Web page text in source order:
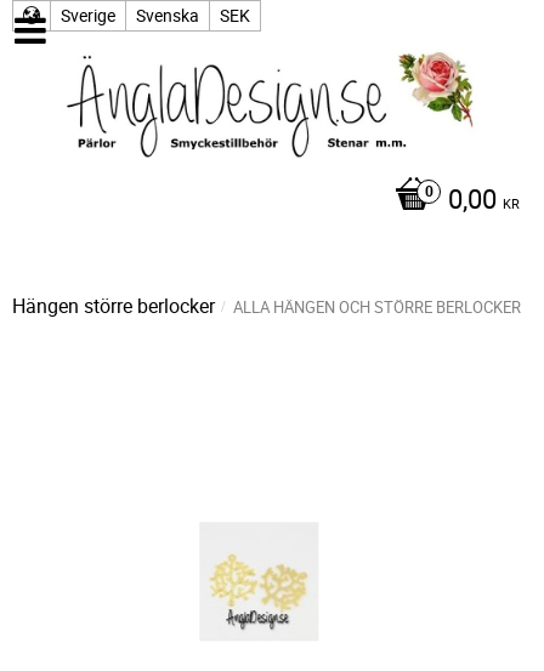
Sverige Svenska SEK
0,00 KR
Hängen större berlocker ALLA HÄNGEN OCH STÖRRE BERLOCKER